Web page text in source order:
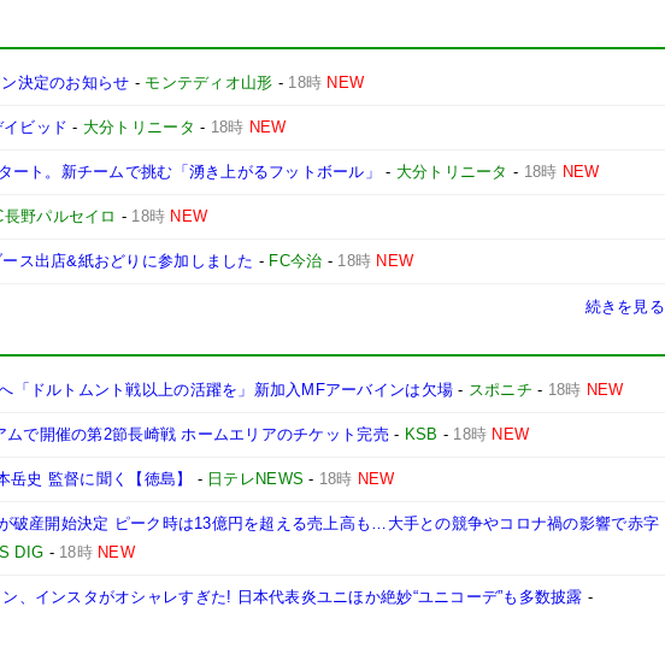
決定のお知らせ - モンテディオ山形 - 18時 NEW
ビッド - 大分トリニータ - 18時 NEW
ート。新チームで挑む「湧き上がるフットボール」 - 大分トリニータ - 18時 NEW
長野パルセイロ - 18時 NEW
ス出店&紙おどりに参加しました - FC今治 - 18時 NEW
続きを見る
「ドルトムント戦以上の活躍を」新加入MFアーバインは欠場 - スポニチ - 18時 NEW
で開催の第2節長崎戦 ホームエリアのチケット完売 - KSB - 18時 NEW
史 監督に聞く【徳島】 - 日テレNEWS - 18時 NEW
破産開始決定 ピーク時は13億円を超える売上高も…大手との競争やコロナ禍の影響で赤字
DIG - 18時 NEW
、インスタがオシャレすぎた! 日本代表炎ユニほか絶妙“ユニコーデ”も多数披露 -